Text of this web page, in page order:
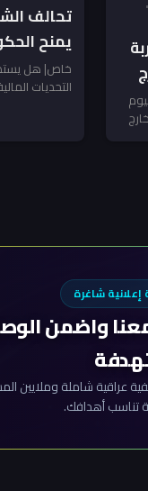
تحالف
يمنح
لضرب
الشرماني
خاص| هل
التحديات
شاغرة
واضمن
عراقية شاملة وملايين
تناسب أهدافك.